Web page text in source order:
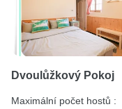
Dvoulůžkový Pokoj
Maximální počet hostů :